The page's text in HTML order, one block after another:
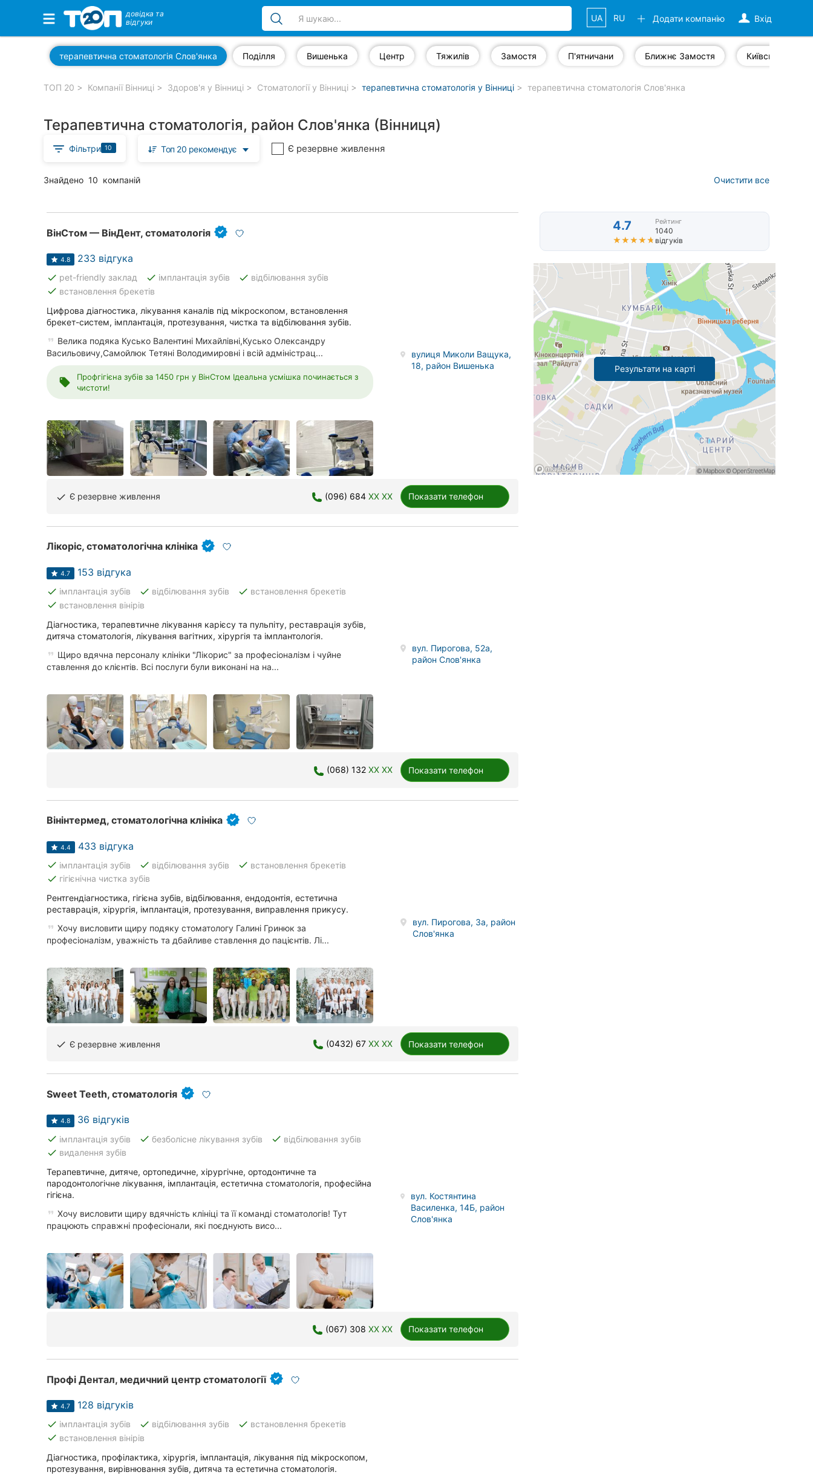
Обрані компанії
Стоматології
Ветеринарні клініки
Приватні клініки
Ресторани
Всі рубрики
Всі міста:
Тернопіль
Одеса
Кропивницький
Харків
Запоріжжя
Дніпро
Миколаїв
Полтава
Чернігів
Чернівці
Івано-Франківськ
Луцьк
Ужгород
Карпати
довідка та
відгуки
Вхід
Додати компанію
UA RU
Поділля Вишенька Центр Тяжилів Замостя П'ятничани
терапевтична стоматологія Слов'янка Ближнє Замостя Київська
ТОП 20 Компанії Вінниці Здоров'я у Вінниці Стоматології у Вінниці терапевтична стоматологія у Вінниці терапевтична стоматологія Слов'янка
Терапевтична стоматологія, район Слов'янка (Вінниця)
Фільтри 10 Топ 20 рекомендує Є резервне живлення
Знайдено 10 компаній Очистити все
ВінСтом — ВінДент, стоматологія
4.8 233 відгука
done pet-friendly заклад done імплантація зубів done відбілювання зубів
done встановлення брекетів
Цифрова діагностика, лікування каналів під мікроскопом, встановлення
брекет-систем, імплантація, протезування, чистка та відбілювання зубів.
Велика подяка Кусько Валентині Михайлівні,Кусько Олександру
Васильовичу,Самойлюк Тетяні Володимировні і всій адміністрац...
local_offer
Профгігієна зубів за 1450 грн у ВінСтом Ідеальна усмішка починається з
чистоти!
вулиця Миколи Ващука,
18, район Вишенька
done Є резервне живлення (096) 684 XX XX Показати телефон
Лікоріс, стоматологічна клініка
4.7 153 відгука
done імплантація зубів done відбілювання зубів done встановлення брекетів
done встановлення вінірів
Діагностика, терапевтичне лікування карієсу та пульпіту, реставрація зубів,
дитяча стоматологія, лікування вагітних, хірургія та імплантологія.
Щиро вдячна персоналу клініки "Лікорис" за професіоналізм і чуйне
ставлення до клієнтів. Всі послуги були виконані на на...
вул. Пирогова, 52а,
район Слов'янка
(068) 132 XX XX Показати телефон
Вінінтермед, стоматологічна клініка
4.4 433 відгука
done імплантація зубів done відбілювання зубів done встановлення брекетів
done гігієнічна чистка зубів
Рентгендіагностика, гігієна зубів, відбілювання, ендодонтія, естетична
реставрація, хірургія, імплантація, протезування, виправлення прикусу.
Хочу висловити щиру подяку стоматологу Галині Гринюк за
професіоналізм, уважність та дбайливе ставлення до пацієнтів. Лі...
вул. Пирогова, 3а, район
Слов'янка
done Є резервне живлення (0432) 67 XX XX Показати телефон
Sweet Teeth, стоматологія
4.8 36 відгуків
done імплантація зубів done безболісне лікування зубів done відбілювання зубів
done видалення зубів
Терапевтичне, дитяче, ортопедичне, хірургічне, ортодонтичне та
пародонтологічне лікування, імплантація, естетична стоматологія, професійна
гігієна.
Хочу висловити щиру вдячність клініці та її команді стоматологів! Тут
працюють справжні професіонали, які поєднують висо...
вул. Костянтина
Василенка, 14Б, район
Слов'янка
(067) 308 XX XX Показати телефон
Профі Дентал, медичний центр стоматології
4.7 128 відгуків
done імплантація зубів done відбілювання зубів done встановлення брекетів
done встановлення вінірів
Діагностика, профілактика, хірургія, імплантація, лікування під мікроскопом,
протезування, вирівнювання зубів, дитяча та естетична стоматологія.
4.7
★★★★★
★★★★★
Рейтинг
1040
відгуків
Результати на карті